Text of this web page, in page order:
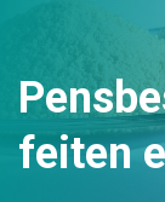
feiten